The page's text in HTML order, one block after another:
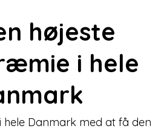
højeste
i hele
Danmark med at få den